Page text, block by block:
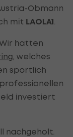
Obmann
mit LAOLA1
hatten
, welches
sportlich
investiert
nachgeholt.